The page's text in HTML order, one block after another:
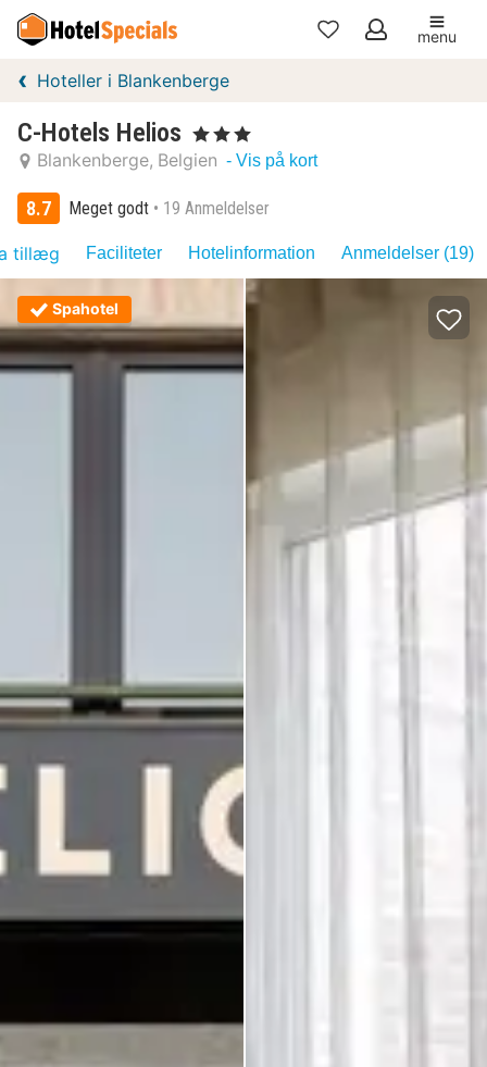
Mine
menu
Hoteller i Blankenberge
C-Hotels Helios , 3 Stjerner
Blankenberge Belgien - Vis på kort
8.7 Meget godt 19 Anmeldelser
tillæg Faciliteter Hotelinformation Anmeldelser (19)
Spahotel